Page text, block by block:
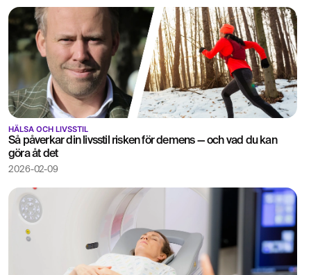
HÄLSA OCH LIVSSTIL
Så påverkar din livsstil risken för demens — och vad du kan
göra åt det
2026-02-09